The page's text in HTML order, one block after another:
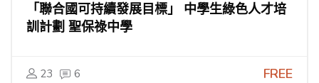
「聯合國可持續發展目標」 中學生綠色人才培
訓計劃 聖保祿中學
23 6 FREE